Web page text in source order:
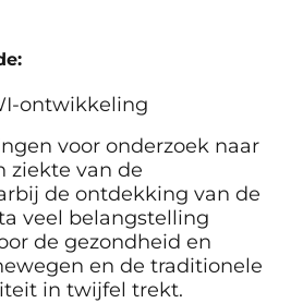
ontwikkeling
voor onderzoek naar
ziekte van de
de ontdekking van de
veel belangstelling
de gezondheid en
en de traditionele
in twijfel trekt.